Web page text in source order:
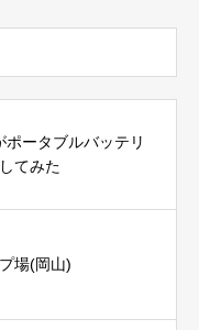
ータブルバッテリ
てみた
場(岡山)